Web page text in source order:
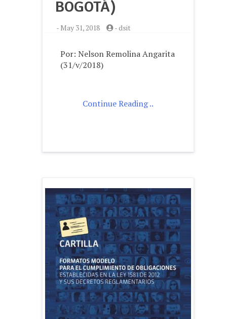
BOGOTÁ)
- May 31, 2018 -dsit
Por: Nelson Remolina Angarita
(31/v/2018)
Continue Reading ..